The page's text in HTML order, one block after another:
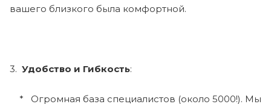
вашего близкого была комфортной.
3. Удобство и Гибкость:
* Огромная база специалистов (около 5000!). Мы